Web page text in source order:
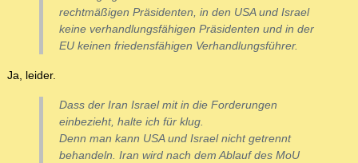
rechtmäßigen Präsidenten, in den USA und Israel
keine verhandlungsfähigen Präsidenten und in der
EU keinen friedensfähigen Verhandlungsführer.
Ja, leider.
Dass der Iran Israel mit in die Forderungen
einbezieht, halte ich für klug.
Denn man kann USA und Israel nicht getrennt
behandeln. Iran wird nach dem Ablauf des MoU